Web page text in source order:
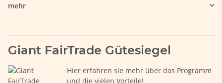
mehr
Giant FairTrade Gütesiegel
Hier erfahren sie mehr über das Programm
und die vielen Vorteile!